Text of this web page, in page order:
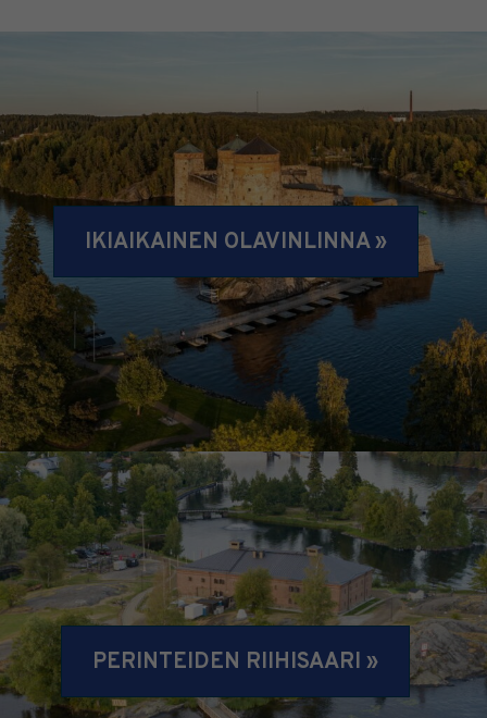
IKIAIKAINEN OLAVINLINNA »
PERINTEIDEN RIIHISAARI »